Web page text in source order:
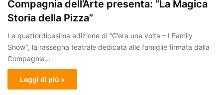
Compagnia dell’Arte presenta: “La Magica
Storia della Pizza”
La quattordicesima edizione di “C’era una volta – I Family
Show”, la rassegna teatrale dedicata alle famiglie firmata dalla
Compagnia…
Leggi di più »